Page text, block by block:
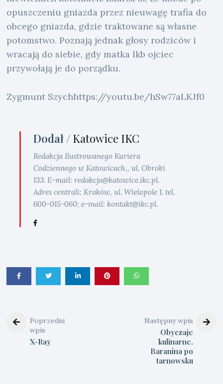
opuszczeniu gniazda przez nieuwagę trafia do
obcego gniazda, gdzie traktowane są własne
potomstwo. Poznają jednak głosy rodziców i
wracają do siebie, gdy matka lkb ojciec
przywołają je do porządku.
Zygmunt Szychhttps://youtu.be/hSw77aLKJf0
Dodał / Katowice IKC
Redakcja Ilustrowanego Kuriera
Codziennego w Katowicach,, ul. Obroki
133. E-mail: redakcja@katowice.ikc.pl.
Adres centrali: Kraków, ul. Wielopole 1. tel.
600-015-060; e-mail: kontakt@ikc.pl.
Poprzedni
wpis
X-Ray
Następny wpis
Obyczaje
kulinarne.
Baranina po
tarnowsku